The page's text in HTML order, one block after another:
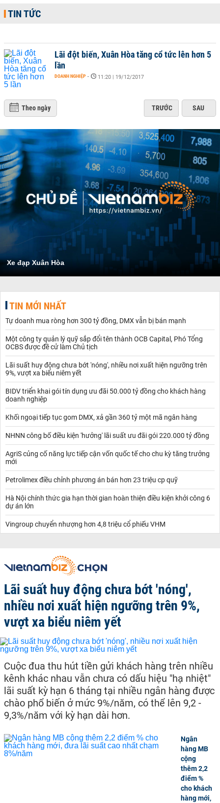
TIN TỨC
Lãi đột biến, Xuân Hòa tăng cổ tức lên hơn 5
lần
DOANH NGHIỆP - 11:20 | 19/12/2017
Theo ngày TRƯỚC SAU
Xe đạp Xuân Hòa
TIN MỚI NHẤT
Tự doanh mua ròng hơn 300 tỷ đồng, DMX vẫn bị bán mạnh
Một công ty quản lý quỹ sắp đổi tên thành OCB Capital, Phó Tổng
OCBS được đề cử làm Chủ tịch
Lãi suất huy động chưa bớt 'nóng', nhiều nơi xuất hiện ngưỡng trên
9%, vượt xa biểu niêm yết
BIDV triển khai gói tín dụng ưu đãi 50.000 tỷ đồng cho khách hàng
doanh nghiệp
Khối ngoại tiếp tục gom DMX, xả gần 360 tỷ một mã ngân hàng
NHNN công bố điều kiện 'hưởng' lãi suất ưu đãi gói 220.000 tỷ đồng
AgriS củng cố năng lực tiếp cận vốn quốc tế cho chu kỳ tăng trưởng
mới
Petrolimex điều chỉnh phương án bán hơn 23 triệu cp quỹ
Hà Nội chính thức gia hạn thời gian hoàn thiện điều kiện khởi công 6
dự án lớn
Vingroup chuyển nhượng hơn 4,8 triệu cổ phiếu VHM
Lãi suất huy động chưa bớt 'nóng',
nhiều nơi xuất hiện ngưỡng trên 9%,
vượt xa biểu niêm yết
Cuộc đua thu hút tiền gửi khách hàng trên nhiều
kênh khác nhau vẫn chưa có dấu hiệu "hạ nhiệt"
lãi suất kỳ hạn 6 tháng tại nhiều ngân hàng được
chào phổ biến ở mức 9%/năm, có thể lên 9,2 -
9,3%/năm với kỳ hạn dài hơn.
Ngân
hàng MB
cộng
thêm 2,2
điểm %
cho khách
hàng mới,